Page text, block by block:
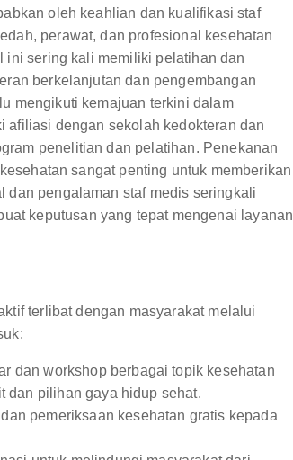
oleh keahlian dan kualifikasi staf
perawat, dan profesional kesehatan
ini sering kali memiliki pelatihan dan
berkelanjutan dan pengembangan
mengikuti kemajuan terkini dalam
afiliasi dengan sekolah kedokteran dan
penelitian dan pelatihan. Penekanan
sangat penting untuk memberikan
dan pengalaman staf medis seringkali
keputusan yang tepat mengenai layanan
terlibat dengan masyarakat melalui
dan workshop berbagai topik kesehatan
dan pilihan gaya hidup sehat.
pemeriksaan kesehatan gratis kepada